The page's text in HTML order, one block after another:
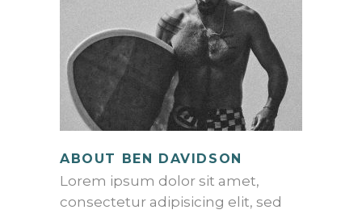
ABOUT BEN DAVIDSON
Lorem ipsum dolor sit amet,
consectetur adipisicing elit, sed